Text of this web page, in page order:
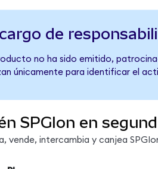
de
no ha sido emitido,
únicamente para identificar el
SPGIon en
vende, intercambia y canjea